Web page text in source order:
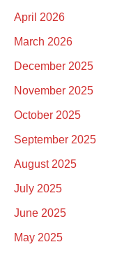
April 2026
March 2026
December 2025
November 2025
October 2025
September 2025
August 2025
July 2025
June 2025
May 2025